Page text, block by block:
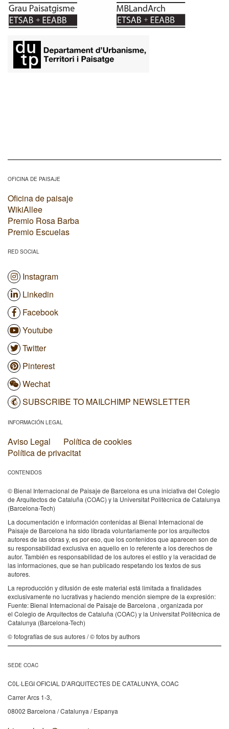
OFICINA DE PAISAJE
Oficina de paisaje
WikiAllee
Premio Rosa Barba
Premio Escuelas
RED SOCIAL
Instagram
Linkedin
Facebook
Youtube
Twitter
Pinterest
Wechat
SUBSCRIBE TO MAILCHIMP NEWSLETTER
INFORMACIÓN LEGAL
Aviso Legal
Política de cookies
Política de privacitat
CONTENIDOS
© Bienal Internacional de Paisaje de Barcelona es una iniciativa del Colegio
de Arquitectos de Cataluña (COAC) y la Universitat Politècnica de Catalunya
(Barcelona-Tech)
La documentación e información contenidas al Bienal Internacional de
Paisaje de Barcelona ha sido librada voluntariamente por los arquitectos
autores de las obras y, es por eso, que los contenidos que aparecen son de
su responsabilidad exclusiva en aquello en lo referente a los derechos de
autor. También es responsabilidad de los autores el estilo y la veracidad de
las informaciones, que se han publicado respetando los textos de sus
autores.
La reproducción y difusión de este material está limitada a finalidades
exclusivamente no lucrativas y haciendo mención siempre de la expresión:
Fuente: Bienal Internacional de Paisaje de Barcelona , organizada por
el Colegio de Arquitectos de Cataluña (COAC) y la Universitat Politècnica de
Catalunya (Barcelona-Tech)
© fotografías de sus autores / © fotos by authors
SEDE COAC
C0L·LEGI OFICIAL D’ARQUITECTES DE CATALUNYA, COAC
Carrer Arcs 1-3,
08002 Barcelona / Catalunya / Espanya